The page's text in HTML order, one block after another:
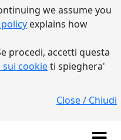
we assume you
explains how
procedi, accetti questa
cookieti spieghera'
Close / Chiudi